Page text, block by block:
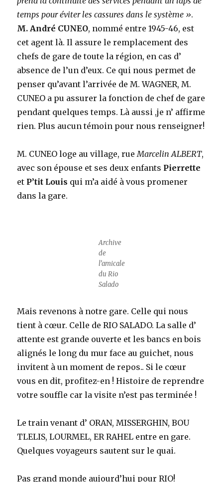
temps pour éviter les cassures dans le système ».
M. André CUNEO, nommé entre 1945-46, est
cet agent là. Il assure le remplacement des
chefs de gare de toute la région, en cas d’
absence de l’un d’eux. Ce qui nous permet de
penser qu’avant l’arrivée de M. WAGNER, M.
CUNEO a pu assurer la fonction de chef de gare
pendant quelques temps. Là aussi ,je n’ affirme
rien. Plus aucun témoin pour nous renseigner!
M. CUNEO loge au village, rueMarcelin ALBERT,
avec son épouse et ses deux enfants Pierrette
et P’tit Louis qui m’a aidé à vous promener
dans la gare.
Archive
de
l’amicale
du Rio
Salado
Mais revenons à notre gare. Celle qui nous
tient à cœur. Celle de RIO SALADO. La salle d’
attente est grande ouverte et les bancs en bois
alignés le long du mur face au guichet, nous
invitent à un moment de repos.. Si le cœur
vous en dit, profitez-en ! Histoire de reprendre
votre souffle car la visite n’est pas terminée !
Le train venant d’ ORAN, MISSERGHIN, BOU
TLELIS, LOURMEL, ER RAHEL entre en gare.
Quelques voyageurs sautent sur le quai.
Pas grand monde aujourd’hui pour RIO!